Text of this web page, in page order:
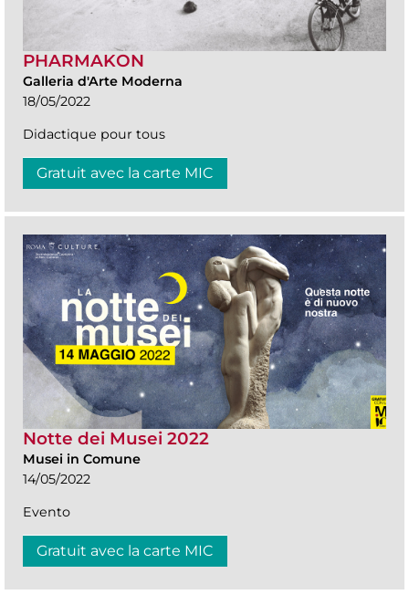
PHARMAKON
Galleria d'Arte Moderna
18/05/2022
Didactique pour tous
Gratuit avec la carte MIC
Notte dei Musei 2022
Musei in Comune
14/05/2022
Evento
Gratuit avec la carte MIC